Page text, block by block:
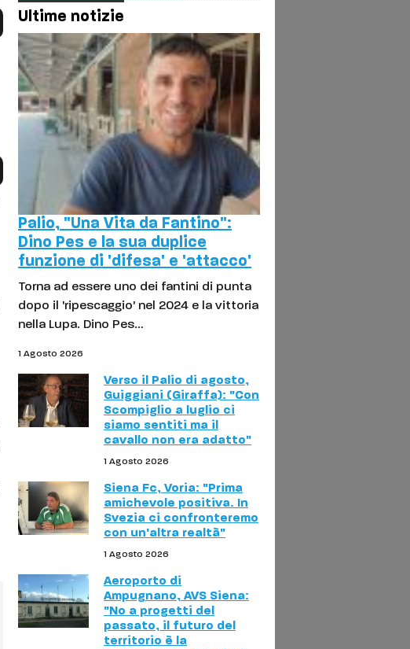
Ultime notizie
Palio, "Una Vita da Fantino":
Dino Pes e la sua duplice
funzione di 'difesa' e 'attacco'
Torna ad essere uno dei fantini di punta
dopo il 'ripescaggio' nel 2024 e la vittoria
nella Lupa. Dino Pes…
1 Agosto 2026
Verso il Palio di agosto,
Guiggiani (Giraffa): "Con
Scompiglio a luglio ci
siamo sentiti ma il
cavallo non era adatto"
1 Agosto 2026
Siena Fc, Voria: "Prima
amichevole positiva. In
Svezia ci confronteremo
con un'altra realtà"
1 Agosto 2026
Aeroporto di
Ampugnano, AVS Siena:
"No a progetti del
passato, il futuro del
territorio è la